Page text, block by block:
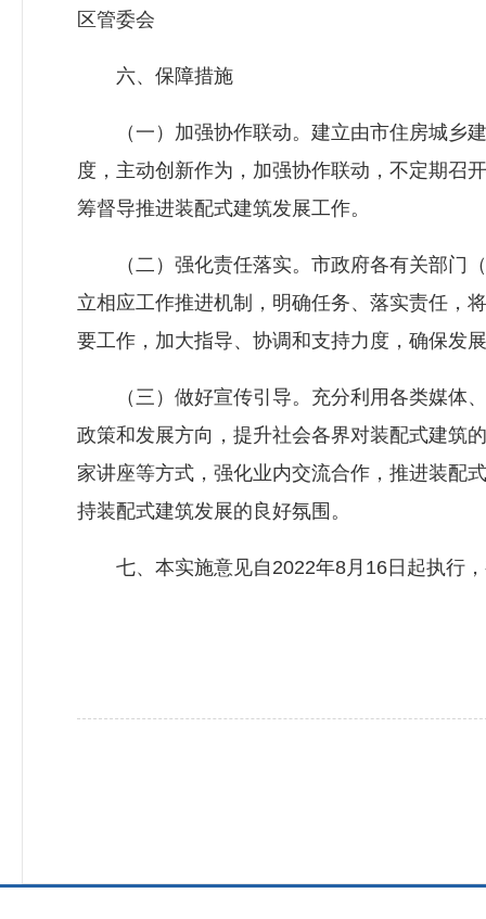
区管委会
六、保障措施
（一）加强协作联动。建立由市住房城乡
度，主动创新作为，加强协作联动，不定期召
筹督导推进装配式建筑发展工作。
（二）强化责任落实。市政府各有关部门（
立相应工作推进机制，明确任务、落实责任，
要工作，加大指导、协调和支持力度，确保发
（三）做好宣传引导。充分利用各类媒体、
政策和发展方向，提升社会各界对装配式建筑
家讲座等方式，强化业内交流合作，推进装配
持装配式建筑发展的良好氛围。
七、本实施意见自2022年8月16日起执行，